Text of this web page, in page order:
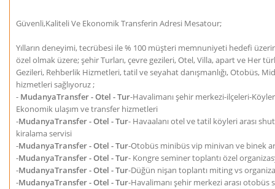
Güvenli,Kaliteli Ve Ekonomik Transferin Adresi Mesatour;
Yılların deneyimi, tecrübesi ile % 100 müşteri memnuniyeti hedefi
özel olmak üzere; şehir Turları, çevre gezileri, Otel, Villa, apart ve Her
Gezileri, Rehberlik Hizmetleri, tatil ve seyahat danışmanlığı, Otobüs,
hizmetleri sağlıyoruz ;
- MudanyaTransfer - Otel - Tur-Havalimanı şehir merkezi-ilçeleri-
Ekonomik ulaşım ve transfer hizmetleri
-MudanyaTransfer - Otel - Tur- Havaalanı otel ve tatil köyleri arası
kiralama servisi
-MudanyaTransfer - Otel - Tur-Otobüs minibüs vip minivan ve binek
-MudanyaTransfer - Otel - Tur- Kongre seminer toplantı özel
-MudanyaTransfer - Otel - Tur-Düğün nişan toplantı miting vs
-MudanyaTransfer - Otel - Tur-Havalimanı şehir merkezi arası